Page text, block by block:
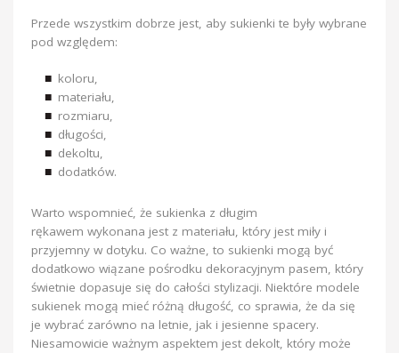
Przede wszystkim dobrze jest, aby sukienki te były wybrane
pod względem:
koloru,
materiału,
rozmiaru,
długości,
dekoltu,
dodatków.
Warto wspomnieć, że sukienka z długim
rękawem wykonana jest z materiału, który jest miły i
przyjemny w dotyku. Co ważne, to sukienki mogą być
dodatkowo wiązane pośrodku dekoracyjnym pasem, który
świetnie dopasuje się do całości stylizacji. Niektóre modele
sukienek mogą mieć różną długość, co sprawia, że da się
je wybrać zarówno na letnie, jak i jesienne spacery.
Niesamowicie ważnym aspektem jest dekolt, który może